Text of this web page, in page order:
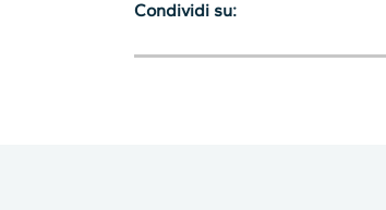
Condividi su: